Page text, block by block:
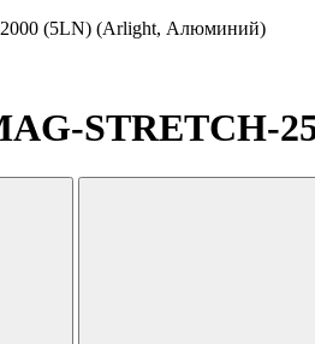
(5LN) (Arlight, Алюминий)
STRETCH-